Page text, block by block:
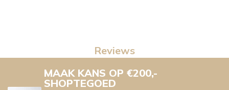
Reviews
MAAK KANS OP €200,-
SHOPTEGOED